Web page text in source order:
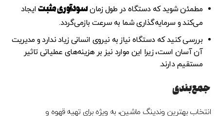
مطمئن شوید که دستگاه در طول زمانسودآوری مثبتایجاد
می‌کند و سرمایه‌گذاری شما به سرعت بازمی‌گردد.
بررسی کنید که دستگاه نیاز به نیروی انسانی زیاد ندارد و مدیریت
آن آسان است، زیرا این موارد نیز بر هزینه‌های عملیاتی تاثیر
مستقیم دارند.
جمع‌بندی
انتخاب بهترین وندینگ ماشین، به ویژه برای تهیه قهوه و